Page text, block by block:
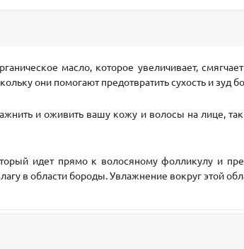
масло, которое увеличивает,
они помогают предотвратить сухость и зуд
и оживить вашу кожу и волосы на лице,
идет прямо к волосяному фолликулу и
в области бороды. Увлажнение вокруг этой